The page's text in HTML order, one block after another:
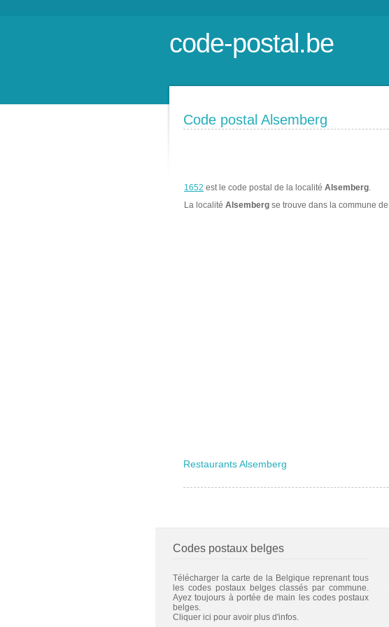
code-postal.be
Code postal Alsemberg
1652 est le code postal de la localité Alsemberg.
La localité Alsemberg se trouve dans la commune de
Restaurants Alsemberg
Codes postaux belges
Télécharger la carte de la Belgique reprenant tous
les codes postaux belges classés par commune.
Ayez toujours à portée de main les codes postaux
belges.
Cliquer ici pour avoir plus d'infos.